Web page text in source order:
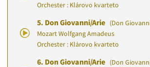
Orchester : Klárovo kvarteto
5. Don Giovanni/Arie (Don
Mozart Wolfgang Amadeus
Orchester : Klárovo kvarteto
6. Don Giovanni/Arie (Don